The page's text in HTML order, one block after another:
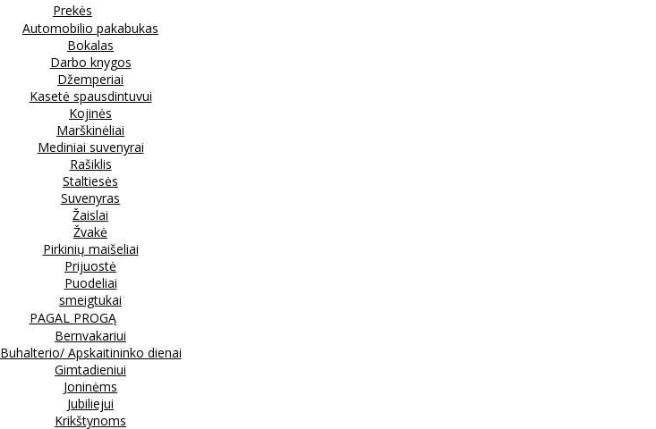
Prekės
Automobilio pakabukas
Bokalas
Darbo knygos
Džemperiai
Kasetė spausdintuvui
Kojinės
Marškinėliai
Mediniai suvenyrai
Rašiklis
Staltiesės
Suvenyras
Žaislai
Žvakė
Pirkinių maišeliai
Prijuostė
Puodeliai
smeigtukai
PAGAL PROGĄ
Bernvakariui
Buhalterio/ Apskaitininko dienai
Gimtadieniui
Joninėms
Jubiliejui
Krikštynoms